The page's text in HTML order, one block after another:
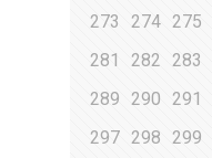
273
274 275
281
282 283
289
290 291
297 298 299